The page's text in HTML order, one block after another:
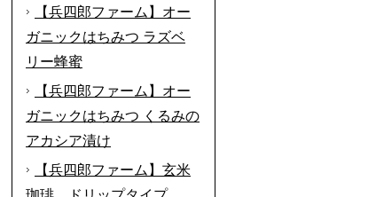
【兵四郎ファーム】オー
ガニックはちみつ ラズベ
リー蜂蜜
【兵四郎ファーム】オー
ガニックはちみつ くるみの
アカシア漬け
【兵四郎ファーム】玄米